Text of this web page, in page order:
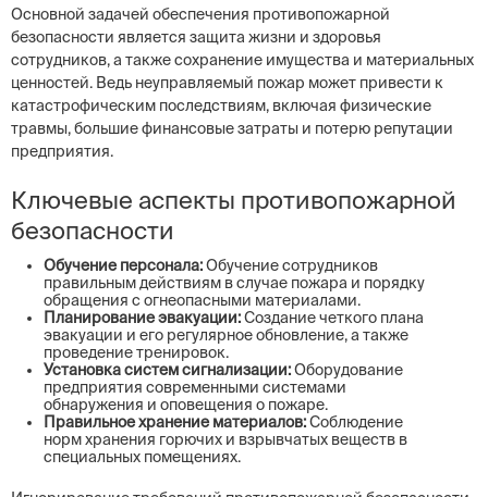
Основной задачей обеспечения противопожарной
безопасности является защита жизни и здоровья
сотрудников, а также сохранение имущества и материальных
ценностей. Ведь неуправляемый пожар может привести к
катастрофическим последствиям, включая физические
травмы, большие финансовые затраты и потерю репутации
предприятия.
Ключевые аспекты противопожарной
безопасности
Обучение персонала:Обучение сотрудников
правильным действиям в случае пожара и порядку
обращения с огнеопасными материалами.
Планирование эвакуации:Создание четкого плана
эвакуации и его регулярное обновление, а также
проведение тренировок.
Установка систем сигнализации:Оборудование
предприятия современными системами
обнаружения и оповещения о пожаре.
Правильное хранение материалов:Соблюдение
норм хранения горючих и взрывчатых веществ в
специальных помещениях.